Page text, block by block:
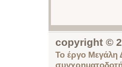
copyright ©
Το έργο Μεγάλη